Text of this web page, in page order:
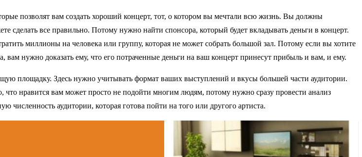
позволят вам создать хороший концерт, тот, о котором вы мечтали всю жизнь. Вы должны
сделать все правильно. Потому нужно найти спонсора, который будет вкладывать деньги в концерт.
миллионы на человека или группу, которая не может собрать большой зал. Потому если вы хотите
вам нужно доказать ему, что его потраченные деньги на ваш концерт принесут прибыль и вам, и ему.
площадку. Здесь нужно учитывать формат ваших выступлений и вкусы большей части аудитории.
что нравится вам может просто не подойти многим людям, потому нужно сразу провести анализ
аудитории, которая готова пойти на того или другого артиста.